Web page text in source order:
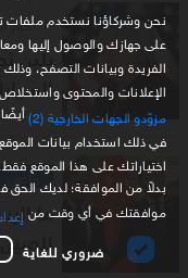
يلين
خاص
ما
نحن وشركاؤنا نستخدم ملفات
الفريدة وبيانات التصفح،
الإعلانات والمحتوى
مزوّدو الجهات الخارجية (2)
في ذلك استخدام بيانات
اختياراتك على هذا الموقع
بدلاً من الموافقة؛ لديك الحق
موافقتك في أي وقت من
ضروري للغاية